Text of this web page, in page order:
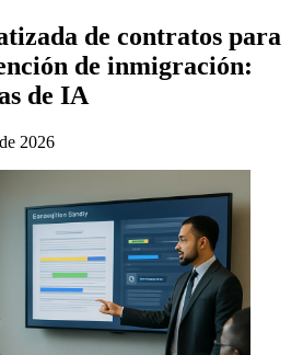
de contratos para
de inmigración:
de IA
2026